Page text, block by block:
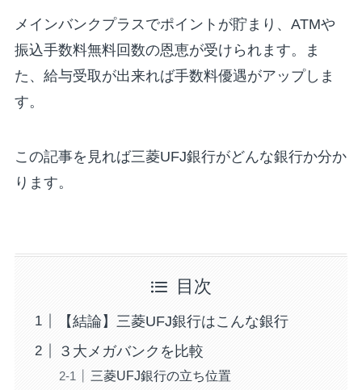
メインバンクプラスでポイントが貯まり、ATMや
振込手数料無料回数の恩恵が受けられます。ま
た、給与受取が出来れば手数料優遇がアップしま
す。
この記事を見れば三菱UFJ銀行がどんな銀行か分か
ります。
目次
【結論】三菱UFJ銀行はこんな銀行
３大メガバンクを比較
三菱UFJ銀行の立ち位置